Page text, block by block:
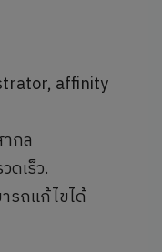
affinity
กล
ดเร็ว.
รถแก้ไขได้